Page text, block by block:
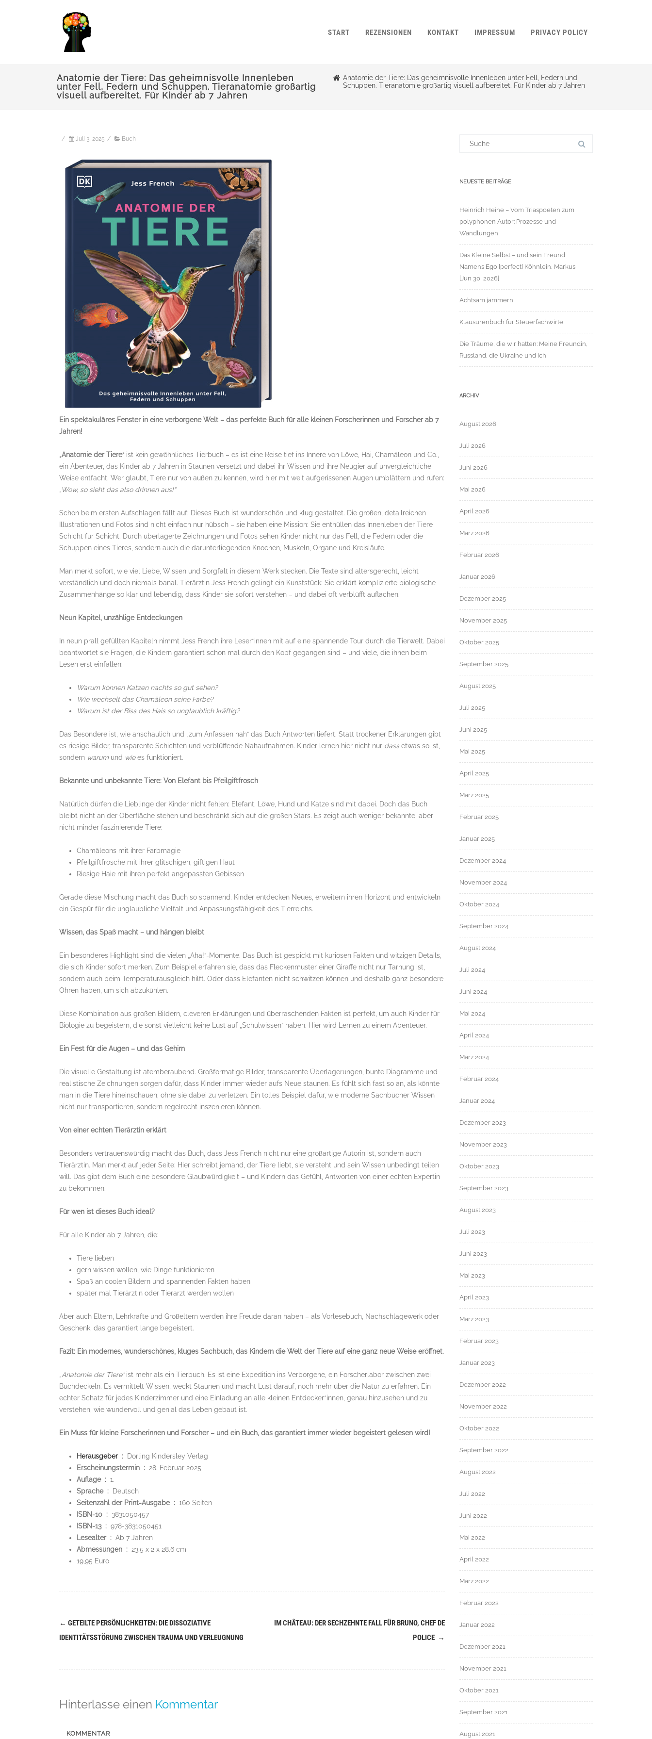
START REZENSIONEN KONTAKT IMPRESSUM PRIVACY POLICY
Anatomie der Tiere: Das geheimnisvolle Innenleben
unter Fell, Federn und Schuppen. Tieranatomie großartig
visuell aufbereitet. Für Kinder ab 7 Jahren
Anatomie der Tiere: Das geheimnisvolle Innenleben unter Fell, Federn und
Schuppen. Tieranatomie großartig visuell aufbereitet. Für Kinder ab 7 Jahren
/ Juli 3, 2025 / Buch
Ein spektakuläres Fenster in eine verborgene Welt – das perfekte Buch für alle kleinen Forscherinnen und Forscher ab 7
Jahren!
„Anatomie der Tiere“ ist kein gewöhnliches Tierbuch – es ist eine Reise tief ins Innere von Löwe, Hai, Chamäleon und Co.,
ein Abenteuer, das Kinder ab 7 Jahren in Staunen versetzt und dabei ihr Wissen und ihre Neugier auf unvergleichliche
Weise entfacht. Wer glaubt, Tiere nur von außen zu kennen, wird hier mit weit aufgerissenen Augen umblättern und rufen:
„Wow, so sieht das also drinnen aus!“
Schon beim ersten Aufschlagen fällt auf: Dieses Buch ist wunderschön und klug gestaltet. Die großen, detailreichen
Illustrationen und Fotos sind nicht einfach nur hübsch – sie haben eine Mission: Sie enthüllen das Innenleben der Tiere
Schicht für Schicht. Durch überlagerte Zeichnungen und Fotos sehen Kinder nicht nur das Fell, die Federn oder die
Schuppen eines Tieres, sondern auch die darunterliegenden Knochen, Muskeln, Organe und Kreisläufe.
Man merkt sofort, wie viel Liebe, Wissen und Sorgfalt in diesem Werk stecken. Die Texte sind altersgerecht, leicht
verständlich und doch niemals banal. Tierärztin Jess French gelingt ein Kunststück: Sie erklärt komplizierte biologische
Zusammenhänge so klar und lebendig, dass Kinder sie sofort verstehen – und dabei oft verblüfft auflachen.
Neun Kapitel, unzählige Entdeckungen
In neun prall gefüllten Kapiteln nimmt Jess French ihre Leser*innen mit auf eine spannende Tour durch die Tierwelt. Dabei
beantwortet sie Fragen, die Kindern garantiert schon mal durch den Kopf gegangen sind – und viele, die ihnen beim
Lesen erst einfallen:
Warum können Katzen nachts so gut sehen?
Wie wechselt das Chamäleon seine Farbe?
Warum ist der Biss des Hais so unglaublich kräftig?
Das Besondere ist, wie anschaulich und „zum Anfassen nah“ das Buch Antworten liefert. Statt trockener Erklärungen gibt
es riesige Bilder, transparente Schichten und verblüffende Nahaufnahmen. Kinder lernen hier nicht nur dassetwas so ist,
sondern warum und wiees funktioniert.
Bekannte und unbekannte Tiere: Von Elefant bis Pfeilgiftfrosch
Natürlich dürfen die Lieblinge der Kinder nicht fehlen: Elefant, Löwe, Hund und Katze sind mit dabei. Doch das Buch
bleibt nicht an der Oberfläche stehen und beschränkt sich auf die großen Stars. Es zeigt auch weniger bekannte, aber
nicht minder faszinierende Tiere:
Chamäleons mit ihrer Farbmagie
Pfeilgiftfrösche mit ihrer glitschigen, giftigen Haut
Riesige Haie mit ihren perfekt angepassten Gebissen
Gerade diese Mischung macht das Buch so spannend. Kinder entdecken Neues, erweitern ihren Horizont und entwickeln
ein Gespür für die unglaubliche Vielfalt und Anpassungsfähigkeit des Tierreichs.
Wissen, das Spaß macht – und hängen bleibt
Ein besonderes Highlight sind die vielen „Aha!“-Momente. Das Buch ist gespickt mit kuriosen Fakten und witzigen Details,
die sich Kinder sofort merken. Zum Beispiel erfahren sie, dass das Fleckenmuster einer Giraffe nicht nur Tarnung ist,
sondern auch beim Temperaturausgleich hilft. Oder dass Elefanten nicht schwitzen können und deshalb ganz besondere
Ohren haben, um sich abzukühlen.
Diese Kombination aus großen Bildern, cleveren Erklärungen und überraschenden Fakten ist perfekt, um auch Kinder für
Biologie zu begeistern, die sonst vielleicht keine Lust auf „Schulwissen“ haben. Hier wird Lernen zu einem Abenteuer.
Ein Fest für die Augen – und das Gehirn
Die visuelle Gestaltung ist atemberaubend. Großformatige Bilder, transparente Überlagerungen, bunte Diagramme und
realistische Zeichnungen sorgen dafür, dass Kinder immer wieder aufs Neue staunen. Es fühlt sich fast so an, als könnte
man in die Tiere hineinschauen, ohne sie dabei zu verletzen. Ein tolles Beispiel dafür, wie moderne Sachbücher Wissen
nicht nur transportieren, sondern regelrecht inszenieren können.
Von einer echten Tierärztin erklärt
Besonders vertrauenswürdig macht das Buch, dass Jess French nicht nur eine großartige Autorin ist, sondern auch
Tierärztin. Man merkt auf jeder Seite: Hier schreibt jemand, der Tiere liebt, sie versteht und sein Wissen unbedingt teilen
will. Das gibt dem Buch eine besondere Glaubwürdigkeit – und Kindern das Gefühl, Antworten von einer echten Expertin
zu bekommen.
Für wen ist dieses Buch ideal?
Für alle Kinder ab 7 Jahren, die:
Tiere lieben
gern wissen wollen, wie Dinge funktionieren
Spaß an coolen Bildern und spannenden Fakten haben
später mal Tierärztin oder Tierarzt werden wollen
Aber auch Eltern, Lehrkräfte und Großeltern werden ihre Freude daran haben – als Vorlesebuch, Nachschlagewerk oder
Geschenk, das garantiert lange begeistert.
Fazit: Ein modernes, wunderschönes, kluges Sachbuch, das Kindern die Welt der Tiere auf eine ganz neue Weise eröffnet.
„Anatomie der Tiere“ist mehr als ein Tierbuch. Es ist eine Expedition ins Verborgene, ein Forscherlabor zwischen zwei
Buchdeckeln. Es vermittelt Wissen, weckt Staunen und macht Lust darauf, noch mehr über die Natur zu erfahren. Ein
echter Schatz für jedes Kinderzimmer und eine Einladung an alle kleinen Entdecker*innen, genau hinzusehen und zu
verstehen, wie wundervoll und genial das Leben gebaut ist.
Ein Muss für kleine Forscherinnen und Forscher – und ein Buch, das garantiert immer wieder begeistert gelesen wird!
Herausgeber ‏ : ‎
Dorling Kindersley Verlag
Erscheinungstermin ‏ : ‎ 28. Februar 2025
Auflage ‏ : ‎ 1.
Sprache ‏ : ‎
Deutsch
Seitenzahl der Print-Ausgabe ‏ : ‎ 160 Seiten
ISBN-10 ‏ : ‎ 3831050457
ISBN-13 ‏ : ‎ 978-3831050451
Lesealter ‏ : ‎ Ab 7 Jahren
Abmessungen ‏ : ‎ 23.5 x 2 x 28.6 cm
19,95 Euro
Navigation
← GETEILTE PERSÖNLICHKEITEN: DIE DISSOZIATIVE
IDENTITÄTSSTÖRUNG ZWISCHEN TRAUMA UND VERLEUGNUNG
IM CHÂTEAU: DER SECHZEHNTE FALL FÜR BRUNO, CHEF DE
POLICE →
Hinterlasse einen Kommentar
KOMMENTAR
NEUESTE BEITRÄGE
Heinrich Heine – Vom Triaspoeten zum
polyphonen Autor: Prozesse und
Wandlungen
Das Kleine Selbst – und sein Freund
Namens Ego [perfect] Köhnlein, Markus
[Jun 30, 2026]
Achtsam jammern
Klausurenbuch für Steuerfachwirte
Die Träume, die wir hatten: Meine Freundin,
Russland, die Ukraine und ich
ARCHIV
August 2026
Juli 2026
Juni 2026
Mai 2026
April 2026
März 2026
Februar 2026
Januar 2026
Dezember 2025
November 2025
Oktober 2025
September 2025
August 2025
Juli 2025
Juni 2025
Mai 2025
April 2025
März 2025
Februar 2025
Januar 2025
Dezember 2024
November 2024
Oktober 2024
September 2024
August 2024
Juli 2024
Juni 2024
Mai 2024
April 2024
März 2024
Februar 2024
Januar 2024
Dezember 2023
November 2023
Oktober 2023
September 2023
August 2023
Juli 2023
Juni 2023
Mai 2023
April 2023
März 2023
Februar 2023
Januar 2023
Dezember 2022
November 2022
Oktober 2022
September 2022
August 2022
Juli 2022
Juni 2022
Mai 2022
April 2022
März 2022
Februar 2022
Januar 2022
Dezember 2021
November 2021
Oktober 2021
September 2021
August 2021